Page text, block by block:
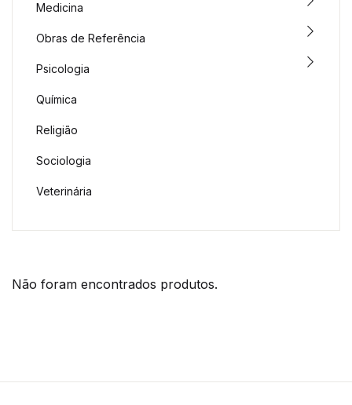
Não foram encontrados produtos.
Medicina
Obras de Referência
Psicologia
Química
Religião
Sociologia
Veterinária